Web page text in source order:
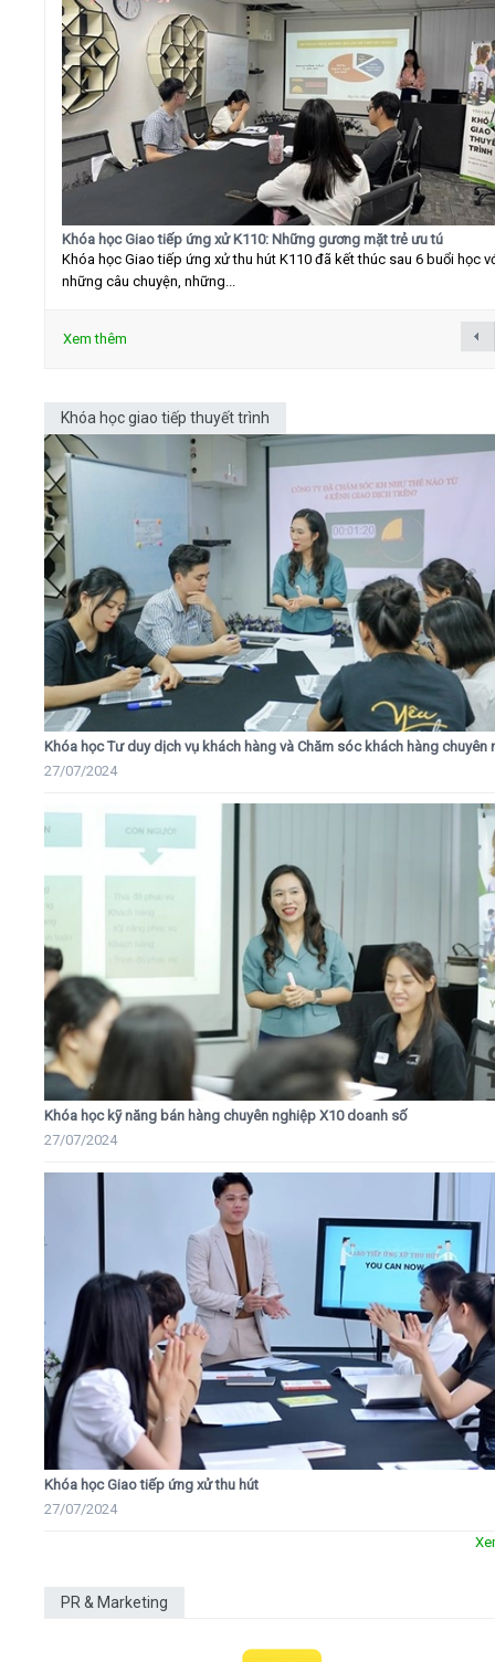
Khóa học Giao tiếp ứng xử K110: Những gương mặt trẻ ưu tú
Khóa học Giao tiếp ứng xử thu hút K110 đã kết thúc sau 6 buổi học
những câu chuyện, những...
Xem thêm
Khóa học giao tiếp thuyết trình
Khóa học Tư duy dịch vụ khách hàng và Chăm sóc khách hàng chuyên
27/07/2024
Khóa học kỹ năng bán hàng chuyên nghiệp X10 doanh số
27/07/2024
Khóa học Giao tiếp ứng xử thu hút
27/07/2024
PR & Marketing